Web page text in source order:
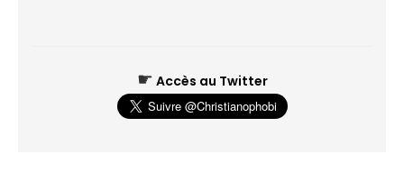
☛ Accès au Twitter